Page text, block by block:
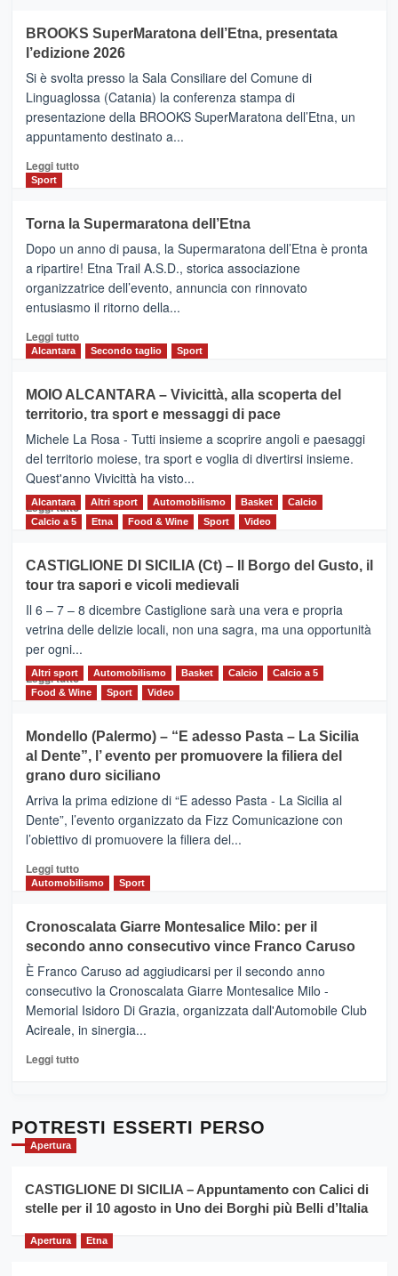
con
la
Al
via
i
collegamenti
BROOKS SuperMaratona dell’Etna, presentata
l’edizione 2026
Si è svolta presso la Sala Consiliare del Comune di
Linguaglossa (Catania) la conferenza stampa di
presentazione della BROOKS SuperMaratona dell’Etna, un
appuntamento destinato a...
Leggi tuttoLeggi
BROOKS
SuperMaratona
dell’Etna,
presentata
l’edizione
2026
Sport
Torna la Supermaratona dell’Etna
Dopo un anno di pausa, la Supermaratona dell’Etna è pronta
a ripartire! Etna Trail A.S.D., storica associazione
organizzatrice dell’evento, annuncia con rinnovato
entusiasmo il ritorno della...
Leggi tuttoLeggi
Torna
la
Supermaratona
dell’Etna
Alcantara Secondo taglio Sport
MOIO ALCANTARA – Vivicittà, alla scoperta del
territorio, tra sport e messaggi di pace
Michele La Rosa - Tutti insieme a scoprire angoli e paesaggi
del territorio moiese, tra sport e voglia di divertirsi insieme.
Quest'anno Vivicittà ha visto...
Leggi tutto Leggi
MOIO
ALCANTARA
–
Vivicittà,
alla
scoperta
del
territorio,
e
messaggi
di
Alcantara Altri sport Automobilismo Basket
Calcio
Calcio a 5
Etna Food & Wine Sport Video
CASTIGLIONE DI SICILIA (Ct) – Il Borgo del Gusto, il
tour tra sapori e vicoli medievali
Il 6 – 7 – 8 dicembre Castiglione sarà una vera e propria
vetrina delle delizie locali, non una sagra, ma una opportunità
per ogni...
Leggi tuttoLeggi
di
CASTIGLIONE
DI
SICILIA
(Ct)
–
Il
Borgo
Gusto,
il
tra
sapori
vicoli
medievali
Altri sport Automobilismo Basket Calcio
Calcio a 5
Food & Wine
Sport Video
Mondello (Palermo) – “E adesso Pasta – La Sicilia
al Dente”, l’ evento per promuovere la filiera del
grano duro siciliano
Arriva la prima edizione di “E adesso Pasta - La Sicilia al
Dente”, l’evento organizzato da Fizz Comunicazione con
l’obiettivo di promuovere la filiera del...
Leggi tuttoLeggi
di
Mondello
(Palermo)
–
“E
adesso
Pasta
–
Sicilia
l’
evento
la
filiera
grano
Automobilismo Sport
Cronoscalata Giarre Montesalice Milo: per il
secondo anno consecutivo vince Franco Caruso
È Franco Caruso ad aggiudicarsi per il secondo anno
consecutivo la Cronoscalata Giarre Montesalice Milo -
Memorial Isidoro Di Grazia, organizzata dall'Automobile Club
Acireale, in sinergia...
Leggi tuttoLeggi
Cronoscalata
per
il
anno
POTRESTI ESSERTI PERSO
Apertura
CASTIGLIONE DI SICILIA – Appuntamento con Calici di
stelle per il 10 agosto in Uno dei Borghi più Belli d’Italia
Apertura Etna